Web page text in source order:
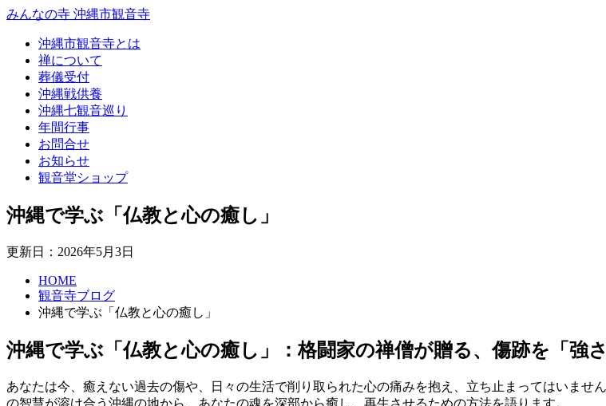
みんなの寺 沖縄市観音寺
沖縄市観音寺とは
禅について
葬儀受付
沖縄戦供養
沖縄七観音巡り
年間行事
お問合せ
お知らせ
観音堂ショップ
沖縄で学ぶ「仏教と心の癒し」
更新日：2026年5月3日
HOME
観音寺ブログ
沖縄で学ぶ「仏教と心の癒し」
沖縄で学ぶ「仏教と心の癒し」：格闘家の禅僧が贈る、傷跡を「強
あなたは今、癒えない過去の傷や、日々の生活で削り取られた心の痛みを抱え、立ち止まってはいま
の智慧が溶け合う沖縄の地から、あなたの魂を深部から癒し、再生させるための方法を語ります。